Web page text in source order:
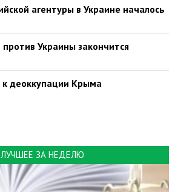
агентуры в Украине началось
Украины закончится
к деоккупации Крыма
ЛУЧШЕЕ ЗА НЕДЕЛЮ